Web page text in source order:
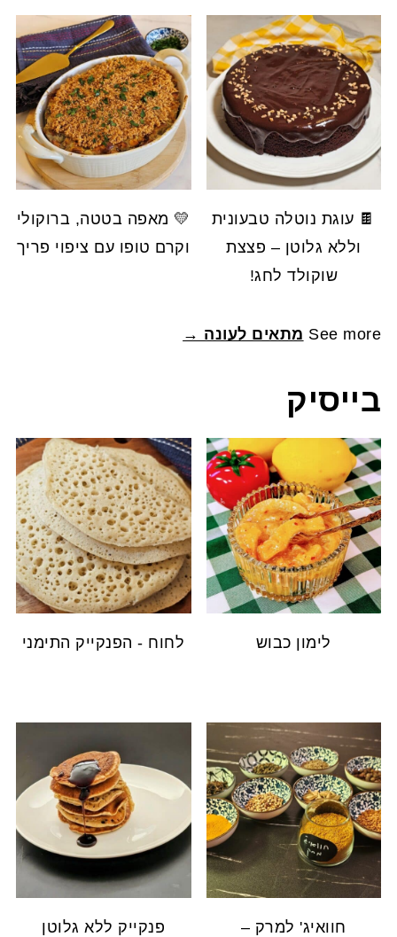
🍫 עוגת נוטלה טבעונית
וללא גלוטן – פצצת
שוקולד לחג!
💛 מאפה בטטה, ברוקולי
וקרם טופו עם ציפוי פריך
See more מתאים לעונה →
בייסיק
לימון כבוש לחוח - הפנקייק התימני
חוואיג' למרק –
פנקייק ללא גלוטן